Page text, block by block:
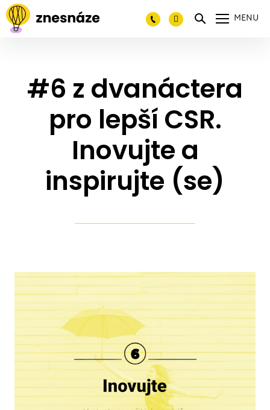
MENU
#6 z dvanáctera
pro lepší CSR.
Inovujte a
inspirujte (se)